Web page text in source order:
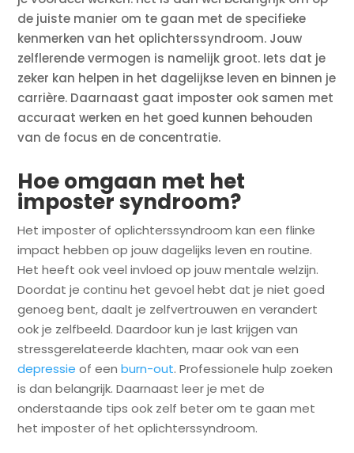
de juiste manier om te gaan met de specifieke
kenmerken van het oplichterssyndroom. Jouw
zelflerende vermogen is namelijk groot. Iets dat je
zeker kan helpen in het dagelijkse leven en binnen je
carrière. Daarnaast gaat imposter ook samen met
accuraat werken en het goed kunnen behouden
van de focus en de concentratie.
Hoe omgaan met het
imposter syndroom?
Het imposter of oplichterssyndroom kan een flinke
impact hebben op jouw dagelijks leven en routine.
Het heeft ook veel invloed op jouw mentale welzijn.
Doordat je continu het gevoel hebt dat je niet goed
genoeg bent, daalt je zelfvertrouwen en verandert
ook je zelfbeeld. Daardoor kun je last krijgen van
stressgerelateerde klachten, maar ook van een
depressie of een burn-out. Professionele hulp zoeken
is dan belangrijk. Daarnaast leer je met de
onderstaande tips ook zelf beter om te gaan met
het imposter of het oplichterssyndroom.